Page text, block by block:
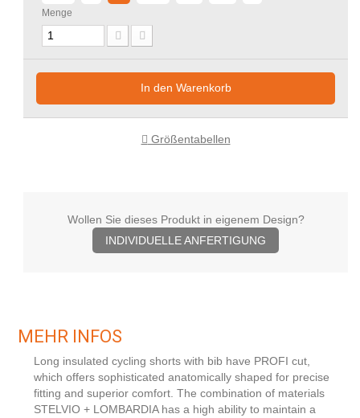
Menge
In den Warenkorb
Größentabellen
Wollen Sie dieses Produkt in eigenem Design?
INDIVIDUELLE ANFERTIGUNG
MEHR INFOS
Long insulated cycling shorts with bib have PROFI cut,
which offers sophisticated anatomically shaped for precise
fitting and superior comfort. The combination of materials
STELVIO + LOMBARDIA has a high ability to maintain a